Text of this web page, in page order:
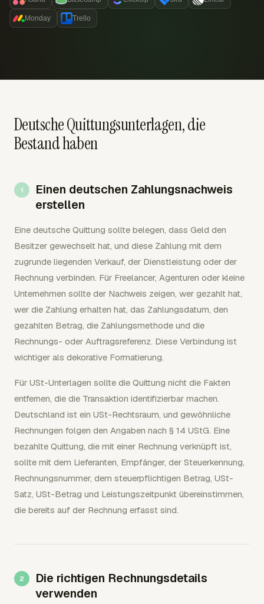
Monday Trello
Deutsche Quittungsunterlagen, die
Bestand haben
Einen deutschen Zahlungsnachweis
erstellen
Eine deutsche Quittung sollte belegen, dass Geld den
Besitzer gewechselt hat, und diese Zahlung mit dem
zugrunde liegenden Verkauf, der Dienstleistung oder der
Rechnung verbinden. Für Freelancer, Agenturen oder kleine
Unternehmen sollte der Nachweis zeigen, wer gezahlt hat,
wer die Zahlung erhalten hat, das Zahlungsdatum, den
gezahlten Betrag, die Zahlungsmethode und die
Rechnungs- oder Auftragsreferenz. Diese Verbindung ist
wichtiger als dekorative Formatierung.
Für USt-Unterlagen sollte die Quittung nicht die Fakten
entfernen, die die Transaktion identifizierbar machen.
Deutschland ist ein USt-Rechtsraum, und gewöhnliche
Rechnungen folgen den Angaben nach § 14 UStG. Eine
bezahlte Quittung, die mit einer Rechnung verknüpft ist,
sollte mit dem Lieferanten, Empfänger, der Steuerkennung,
Rechnungsnummer, dem steuerpflichtigen Betrag, USt-
Satz, USt-Betrag und Leistungszeitpunkt übereinstimmen,
die bereits auf der Rechnung erfasst sind.
Die richtigen Rechnungsdetails
verwenden